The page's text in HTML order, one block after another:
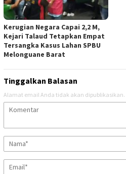
Kerugian Negara Capai 2,2 M,
Kejari Talaud Tetapkan Empat
Tersangka Kasus Lahan SPBU
Melonguane Barat
Tinggalkan Balasan
Alamat email Anda tidak akan dipublikasikan.